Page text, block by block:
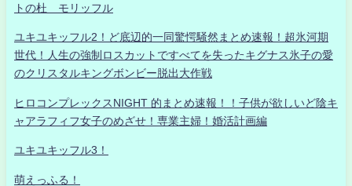
トの杜 モリッフル
ユキユキッフル2！ど底辺的一同驚愕騒然まとめ速報！超氷河期
世代！人生の強制ロスカットですべてを失ったキグナス氷子の愛
のクリスタルキングボンビー脱出大作戦
ヒロコンプレックスNIGHT 的まとめ速報！！子供が欲しいど陰キ
ャアラフィフ女子のめざせ！専業主婦！婚活計画編
ユキユキッフル3！
萌えっふる！